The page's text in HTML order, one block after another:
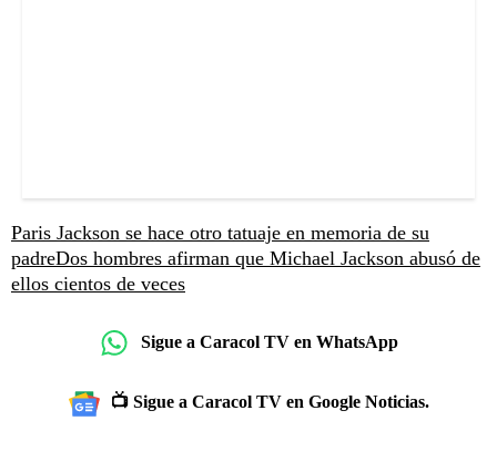
Paris Jackson se hace otro tatuaje en memoria de su
padreDos hombres afirman que Michael Jackson abusó de
ellos cientos de veces
Sigue a Caracol TV en WhatsApp
📺 Sigue a Caracol TV en Google Noticias.